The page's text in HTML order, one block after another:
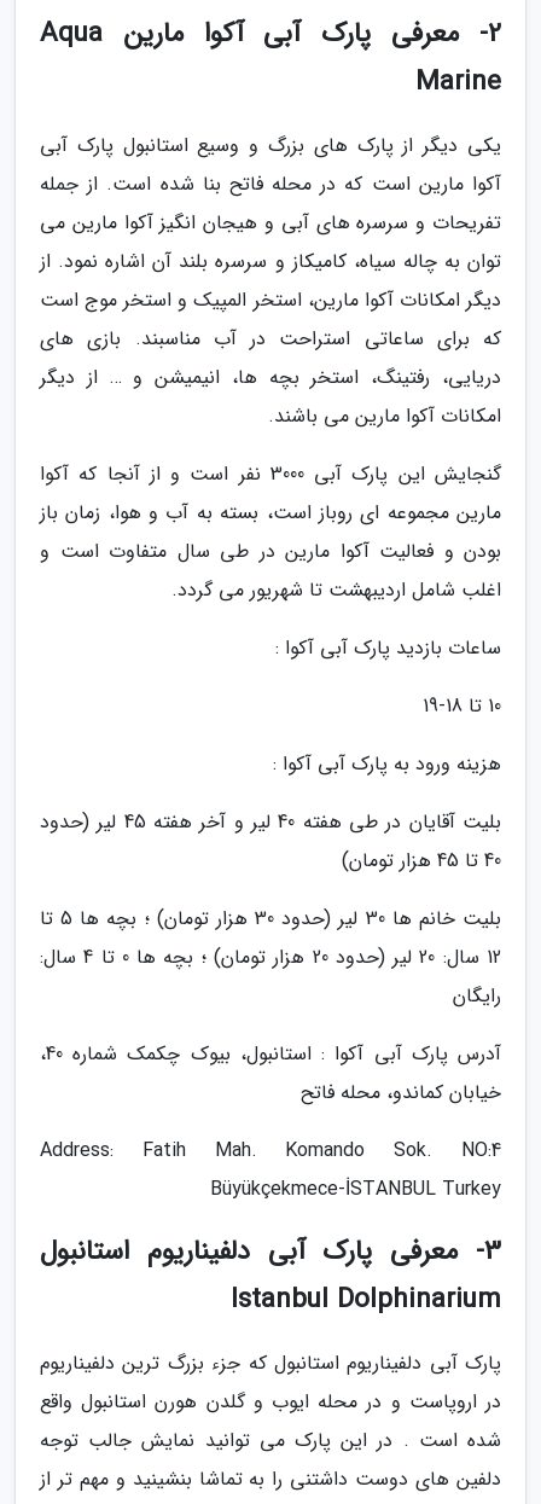
2- معرفی پارک آبی آکوا مارین Aqua
Marine
یکی دیگر از پارک های بزرگ و وسیع استانبول پارک آبی
آکوا مارین است که در محله فاتح بنا شده است. از جمله
تفریحات و سرسره های آبی و هیجان انگیز آکوا مارین می
توان به چاله سیاه، کامیکاز و سرسره بلند آن اشاره نمود. از
دیگر امکانات آکوا مارین، استخر المپیک و استخر موج است
که برای ساعاتی استراحت در آب مناسبند. بازی های
دریایی، رفتینگ، استخر بچه ها، انیمیشن و … از دیگر
امکانات آکوا مارین می باشند.
گنجایش این پارک آبی 3000 نفر است و از آنجا که آکوا
مارین مجموعه ای روباز است، بسته به آب و هوا، زمان باز
بودن و فعالیت آکوا مارین در طی سال متفاوت است و
اغلب شامل اردیبهشت تا شهریور می گردد.
ساعات بازدید پارک آبی آکوا :
10 تا 18-19
هزینه ورود به پارک آبی آکوا :
بلیت آقایان در طی هفته 40 لیر و آخر هفته 45 لیر (حدود
40 تا 45 هزار تومان)
بلیت خانم ها 30 لیر (حدود 30 هزار تومان) ؛ بچه ها 5 تا
12 سال: 20 لیر (حدود 20 هزار تومان) ؛ بچه ها 0 تا 4 سال:
رایگان
آدرس پارک آبی آکوا : استانبول، بیوک چکمک شماره 40،
خیابان کماندو، محله فاتح
Address: Fatih Mah. Komando Sok. NO:4
Büyükçekmece-İSTANBUL Turkey
3- معرفی پارک آبی دلفیناریوم استانبول
Istanbul Dolphinarium
پارک آبی دلفیناریوم استانبول که جزء بزرگ ترین دلفیناریوم
در اروپاست و در محله ایوب و گلدن هورن استانبول واقع
شده است . در این پارک می توانید نمایش جالب توجه
دلفین های دوست داشتنی را به تماشا بنشینید و مهم تر از